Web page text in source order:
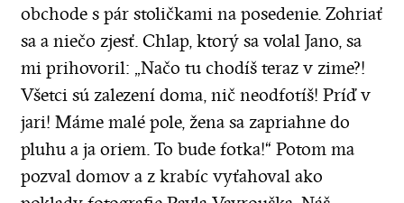
obchode s pár stoličkami na posedenie. Zohriať
sa a niečo zjesť. Chlap, ktorý sa volal Jano, sa
mi prihovoril: „Načo tu chodíš teraz v zime?!
Všetci sú zalezení doma, nič neodfotíš! Príď v
jari! Máme malé pole, žena sa zapriahne do
pluhu a ja oriem. To bude fotka!“ Potom ma
pozval domov a z krabíc vyťahoval ako